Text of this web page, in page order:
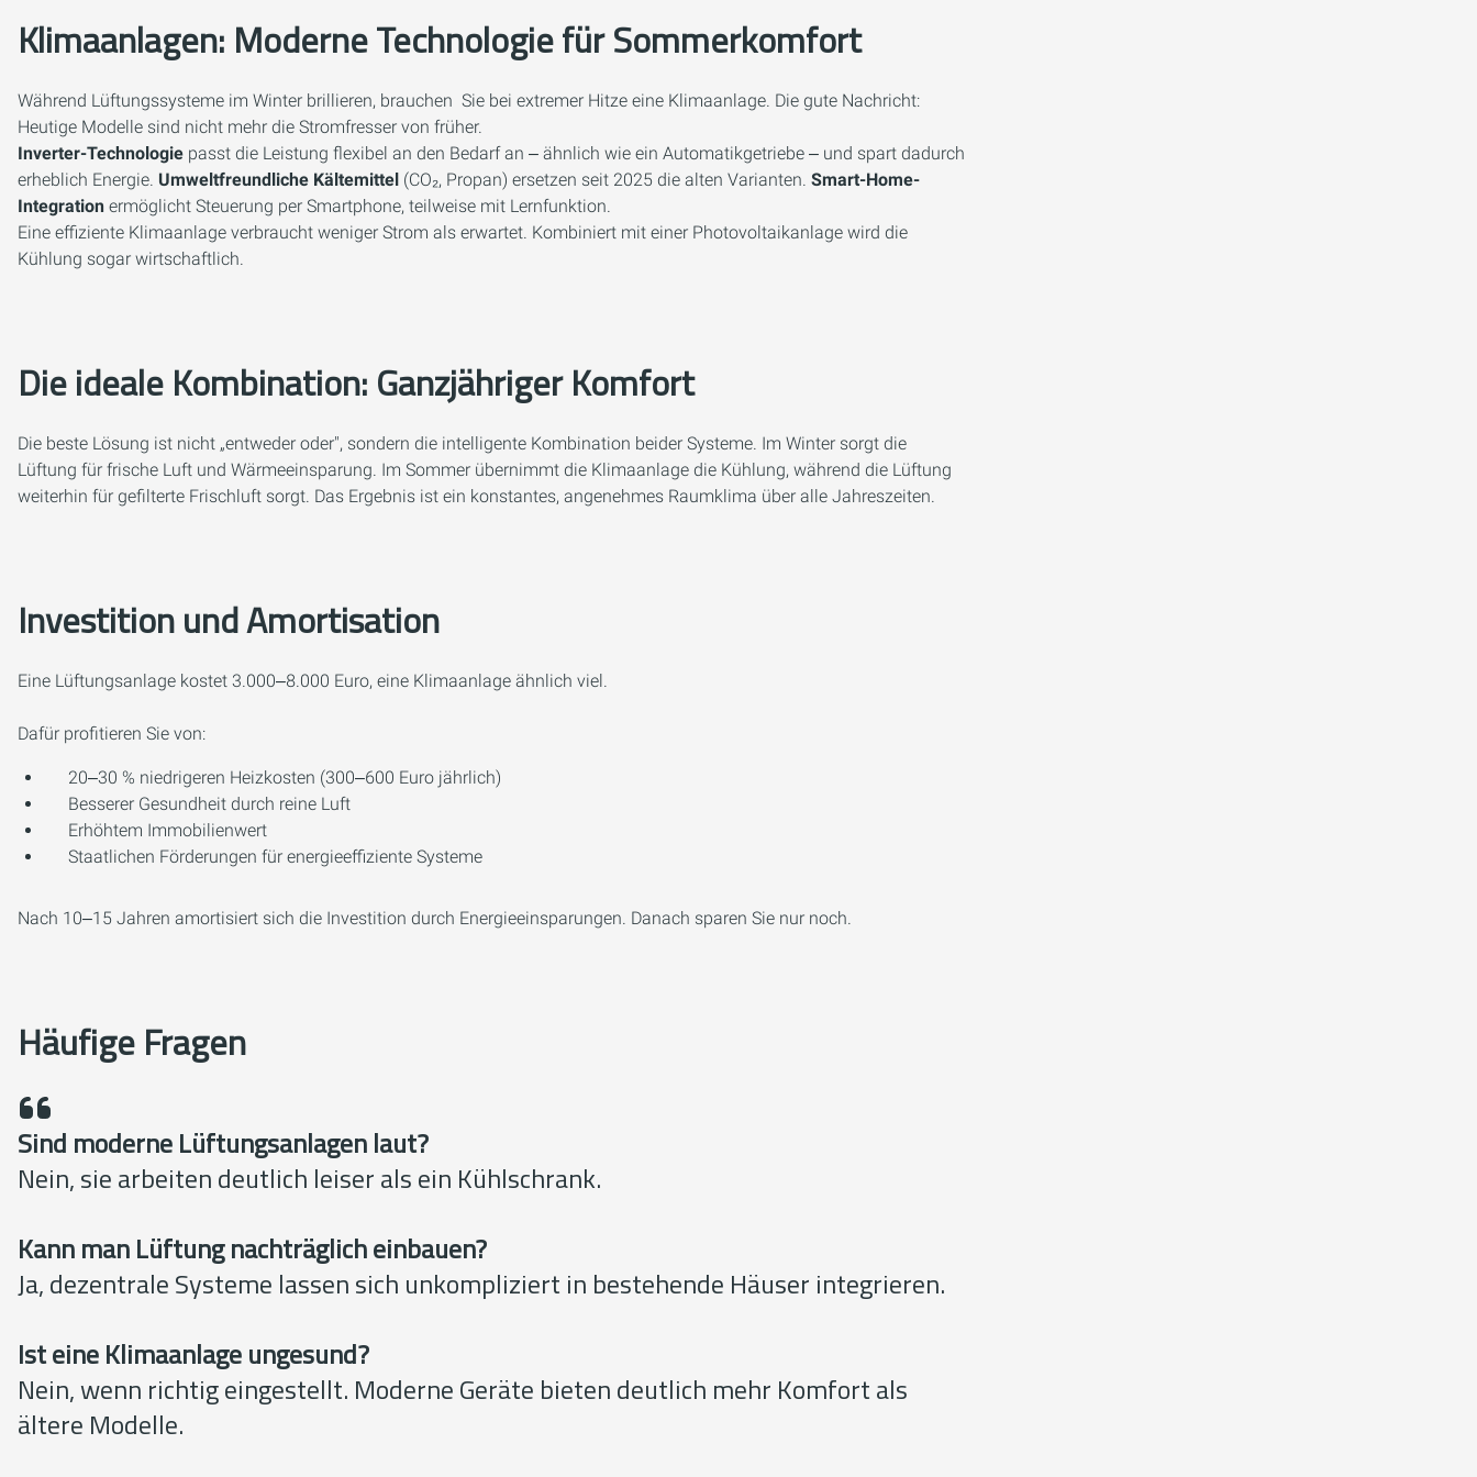
Klimaanlagen: Moderne Technologie für Sommerkomfort
Während Lüftungssysteme im Winter brillieren, brauchen Sie bei extremer Hitze eine Klimaanlage. Die gute Nachricht:
Heutige Modelle sind nicht mehr die Stromfresser von früher.
Inverter-Technologie passt die Leistung flexibel an den Bedarf an ‒ ähnlich wie ein Automatikgetriebe ‒ und spart dadurch
erheblich Energie. Umweltfreundliche Kältemittel (CO₂, Propan) ersetzen seit 2025 die alten Varianten. Smart-Home-
Integration ermöglicht Steuerung per Smartphone, teilweise mit Lernfunktion.
Eine effiziente Klimaanlage verbraucht weniger Strom als erwartet. Kombiniert mit einer Photovoltaikanlage wird die
Kühlung sogar wirtschaftlich.
Die ideale Kombination: Ganzjähriger Komfort
Die beste Lösung ist nicht „entweder oder", sondern die intelligente Kombination beider Systeme. Im Winter sorgt die
Lüftung für frische Luft und Wärmeeinsparung. Im Sommer übernimmt die Klimaanlage die Kühlung, während die Lüftung
weiterhin für gefilterte Frischluft sorgt. Das Ergebnis ist ein konstantes, angenehmes Raumklima über alle Jahreszeiten.
Investition und Amortisation
Eine Lüftungsanlage kostet 3.000‒8.000 Euro, eine Klimaanlage ähnlich viel.
Dafür profitieren Sie von:
20‒30 % niedrigeren Heizkosten (300‒600 Euro jährlich)
Besserer Gesundheit durch reine Luft
Erhöhtem Immobilienwert
Staatlichen Förderungen für energieeffiziente Systeme
Nach 10‒15 Jahren amortisiert sich die Investition durch Energieeinsparungen. Danach sparen Sie nur noch.
Häufige Fragen
Sind moderne Lüftungsanlagen laut?
Nein, sie arbeiten deutlich leiser als ein Kühlschrank.
Kann man Lüftung nachträglich einbauen?
Ja, dezentrale Systeme lassen sich unkompliziert in bestehende Häuser integrieren.
Ist eine Klimaanlage ungesund?
Nein, wenn richtig eingestellt. Moderne Geräte bieten deutlich mehr Komfort als
ältere Modelle.